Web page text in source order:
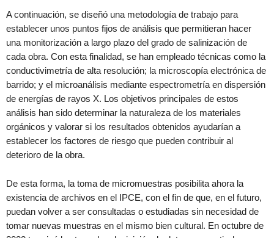
A continuación, se diseñó una metodología de trabajo para
establecer unos puntos fijos de análisis que permitieran hacer
una monitorización a largo plazo del grado de salinización de
cada obra. Con esta finalidad, se han empleado técnicas como la
conductivimetría de alta resolución; la microscopía electrónica de
barrido; y el microanálisis mediante espectrometría en dispersión
de energías de rayos X. Los objetivos principales de estos
análisis han sido determinar la naturaleza de los materiales
orgánicos y valorar si los resultados obtenidos ayudarían a
establecer los factores de riesgo que pueden contribuir al
deterioro de la obra.
De esta forma, la toma de micromuestras posibilita ahora la
existencia de archivos en el IPCE, con el fin de que, en el futuro,
puedan volver a ser consultadas o estudiadas sin necesidad de
tomar nuevas muestras en el mismo bien cultural. En octubre de